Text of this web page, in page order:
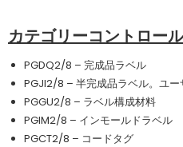
カテゴリーコントロー
PGDQ2/8 – 完成品ラベル
PGJI2/8 – 半完成品ラベル。ユ
PGGU2/8 – ラベル構成材料
PGIM2/8 – インモールドラベル
PGCT2/8 – コードタグ